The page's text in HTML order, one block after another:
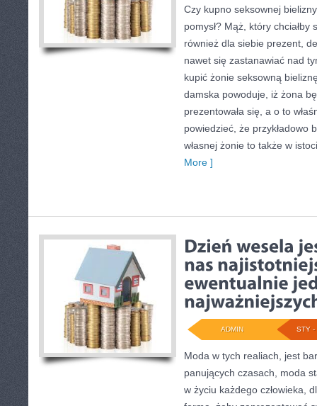
Czy kupno seksownej
pomysł? Mąż, który chciałby
również dla siebie prezent,
nawet się zastanawiać nad
kupić żonie seksowną
damska powoduje, iż żona
prezentowała się, a o to
powiedzieć, że przykładowo
własnej żonie to także w
More ]
STY -
ADMIN
Moda w tych realiach, jest
panujących czasach, moda
w życiu każdego człowieka,